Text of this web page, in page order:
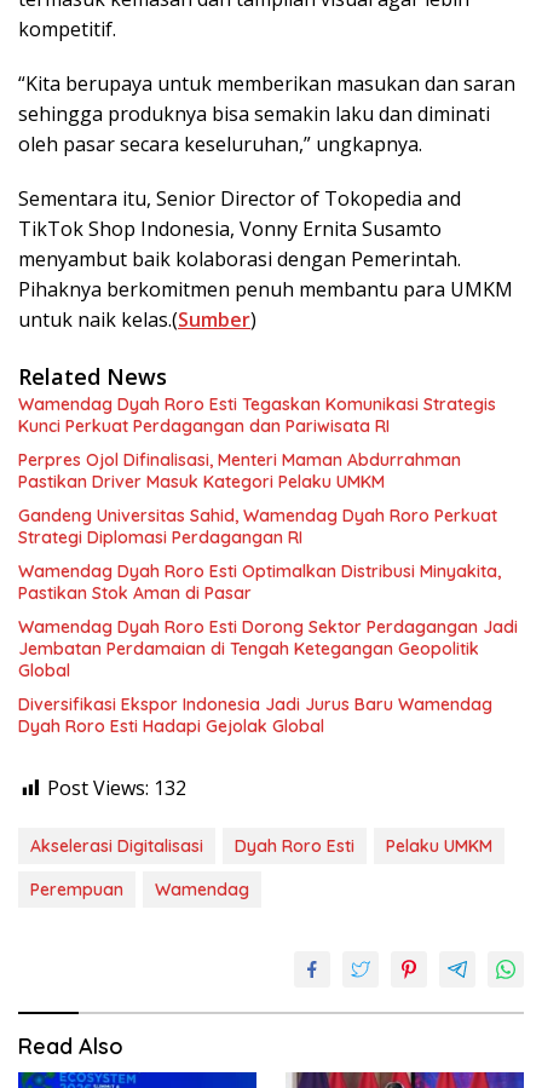
kompetitif.
“Kita berupaya untuk memberikan masukan dan saran
sehingga produknya bisa semakin laku dan diminati
oleh pasar secara keseluruhan,” ungkapnya.
Sementara itu, Senior Director of Tokopedia and
TikTok Shop Indonesia, Vonny Ernita Susamto
menyambut baik kolaborasi dengan Pemerintah.
Pihaknya berkomitmen penuh membantu para UMKM
untuk naik kelas.(Sumber)
Related News
Wamendag Dyah Roro Esti Tegaskan Komunikasi Strategis
Kunci Perkuat Perdagangan dan Pariwisata RI
Perpres Ojol Difinalisasi, Menteri Maman Abdurrahman
Pastikan Driver Masuk Kategori Pelaku UMKM
Gandeng Universitas Sahid, Wamendag Dyah Roro Perkuat
Strategi Diplomasi Perdagangan RI
Wamendag Dyah Roro Esti Optimalkan Distribusi Minyakita,
Pastikan Stok Aman di Pasar
Wamendag Dyah Roro Esti Dorong Sektor Perdagangan Jadi
Jembatan Perdamaian di Tengah Ketegangan Geopolitik
Global
Diversifikasi Ekspor Indonesia Jadi Jurus Baru Wamendag
Dyah Roro Esti Hadapi Gejolak Global
Post Views: 132
Akselerasi Digitalisasi Dyah Roro Esti
Pelaku UMKM
Perempuan
Wamendag
Read Also